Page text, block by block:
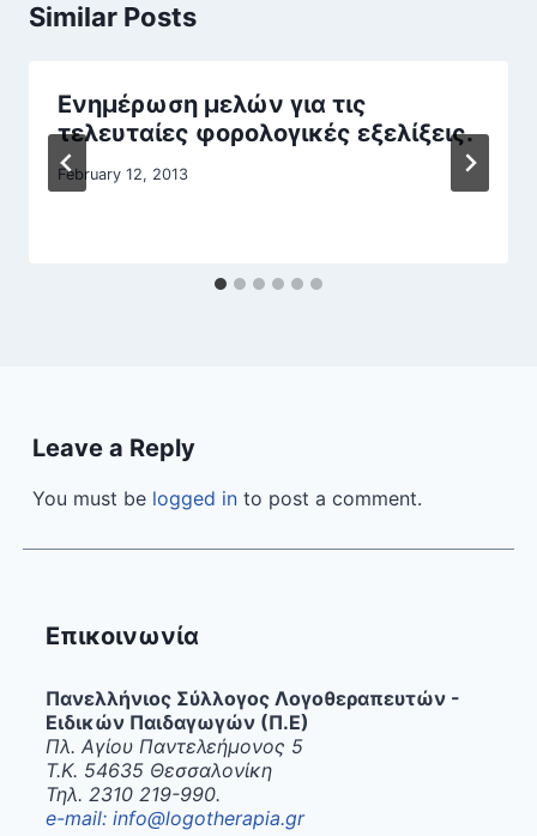
Similar Posts
Ενημέρωση μελών για τις
τελευταίες φορολογικές εξελίξεις.
February 12, 2013
Leave a Reply
You must be logged in to post a comment.
Επικοινωνία
Πανελλήνιος Σύλλογος Λογοθεραπευτών -
Ειδικών Παιδαγωγών (Π.Ε)
Πλ. Αγίου Παντελεήμονος 5
Τ.Κ. 54635 Θεσσαλονίκη
Τηλ. 2310 219-990.
e-mail: info@logotherapia.gr